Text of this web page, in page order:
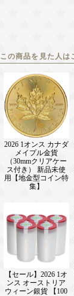
この商品を見た人は
2026 1オンス カナダ
メイプル金貨
（30mmクリアケー
ス付き） 新品未使
用【地金型コイン特
集】
【セール】2026 1オ
ンス オーストリア
ウィーン銀貨 【100